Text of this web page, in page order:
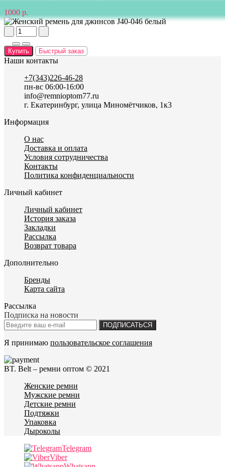
1000 р.
Купить Быстрый заказ
Наши контакты
+7(343)226-46-28
пн-вс 06:00-16:00
info@remnioptom77.ru
г. Екатеринбург, улица Миномётчиков, 1к3
Информация
О нас
Доставка и оплата
Условия сотрудничества
Контакты
Политика конфиденциальности
Личный кабинет
Личный кабинет
История заказа
Закладки
Рассылка
Возврат товара
Дополнительно
Бренды
Карта сайта
Рассылка
Подписка на новости
ПОДПИСАТЬСЯ
Я принимаю пользовательское соглашения
BT. Belt – ремни оптом © 2021
Женские ремни
Мужские ремни
Детские ремни
Подтяжки
Упаковка
Дыроколы
Telegram
Viber